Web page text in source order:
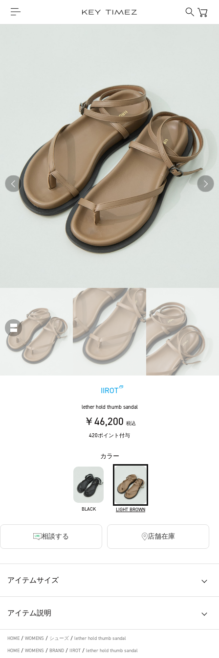
IIROT
lether hold thumb sandal
￥46,200 税込
420ポイント付与
カラー
BLACK LIGHT BROWN
相談する 店舗在庫
アイテムサイズ
アイテム説明
HOME / WOMENS / シューズ / lether hold thumb sandal
HOME / WOMENS / BRAND / IIROT / lether hold thumb sandal